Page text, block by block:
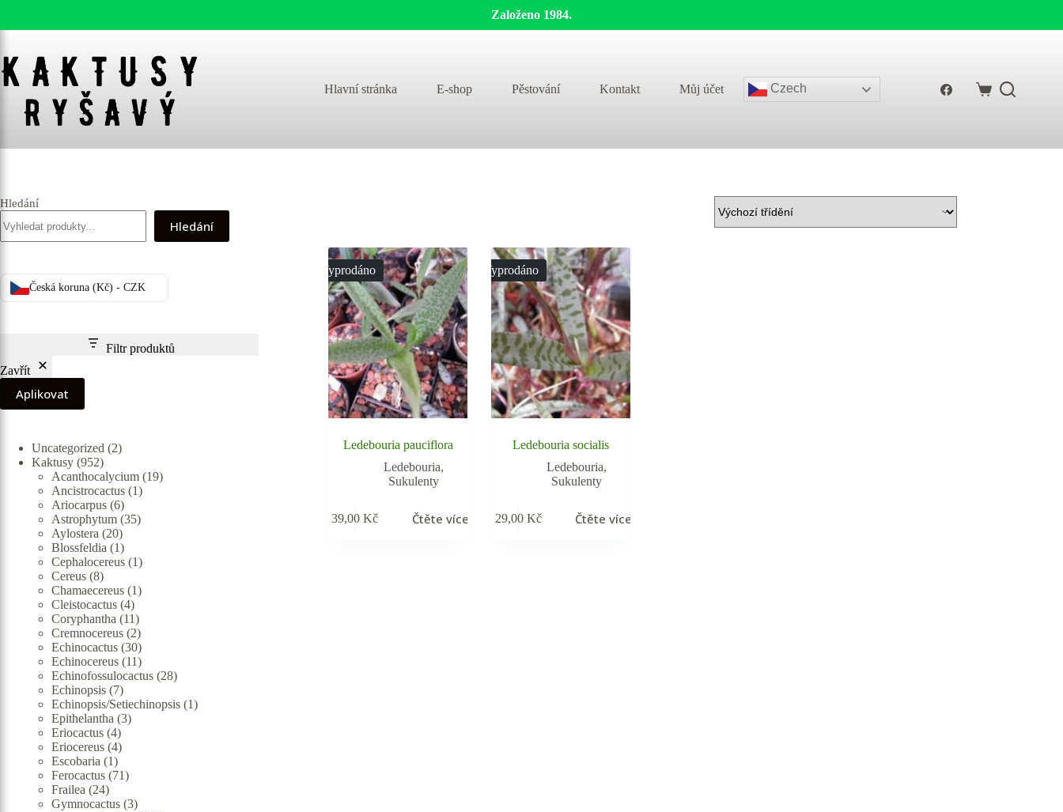
Založeno 1984.
content
Hlavní stránka E-shop Pěstování Kontakt Můj účet Czech
Shopping
Vyprodáno
Ledebouria pauciflora
Ledebouria,
Sukulenty
39,00Kč Čtěte více
Vyprodáno
Ledebouria socialis
Ledebouria,
Sukulenty
29,00 Kč Čtěte více
Hledání
Hledání
Česká koruna (Kč) - CZK
Filtr produktů
Zavřít
Aplikovat
Uncategorized 22
Kaktusy 952952
produktů
Acanthocalycium 1919
Ancistrocactus 11
Ariocarpus 66
produktů
Astrophytum 3535
Aylostera 2020
produktů
Blossfeldia 11
produkt
Cephalocereus 11
Cereus 88
produktů
Chamaecereus 11
Cleistocactus 44
produkty
Coryphantha 1111
produktů
Cremnocereus 22
produkty
Echinocactus 3030
produktů
Echinocereus 1111
produktů
Echinofossulocactus 2828
Echinopsis 77
produktů
Echinopsis/Setiechinopsis 11
Epithelantha 33
Eriocactus 44
produkty
Eriocereus 44
produkty
Escobaria 11
produkt
Ferocactus 7171
Frailea 2424
produktů
Gymnocactus 33